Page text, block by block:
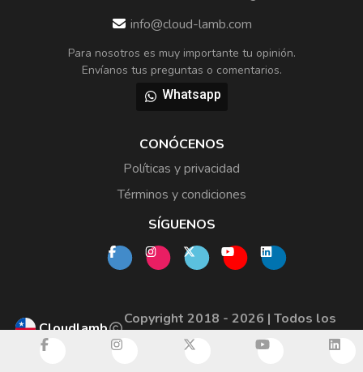
info@cloud-lamb.com
Para nosotros es muy importante tu opinión.
Envíanos tus preguntas o comentarios.
Whatsapp
CONÓCENOS
Políticas y privacidad
Términos y condiciones
SÍGUENOS
Cloudlamb
Copyright 2018 - 2026 | Todos los
derechos reservados.